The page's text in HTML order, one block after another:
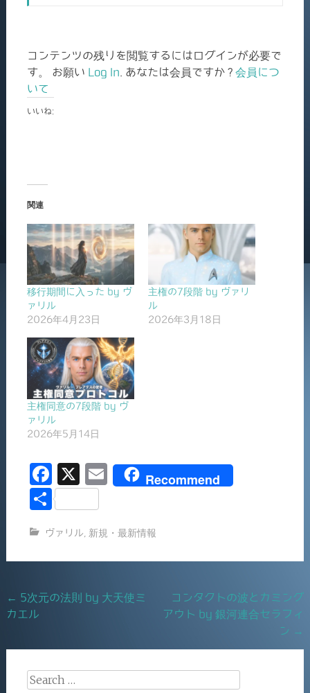
コンテンツの残りを閲覧するにはログインが必要で
す。 お願い Log In . あなたは会員ですか ? 会員につ
いて
いいね:
関連
移行期間に入った by ヴ
ァリル
2026年4月23日
主権の7段階 by ヴァリ
ル
2026年3月18日
主権同意の7段階 by ヴ
ァリル
2026年5月14日
F
a
e
b
o
X
E
l
Recommend
共
ヴァリル 新規・最新情報
Post
navigation
← 5次元の法則 by 大天使ミ
カエル
コンタクトの波とカミング
アウト by 銀河連合セラフィ
ン →
Search